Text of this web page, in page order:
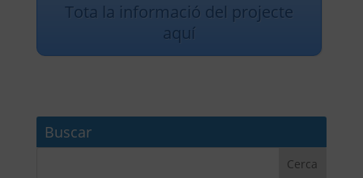
Tota la informació del projecte
aquí
Buscar